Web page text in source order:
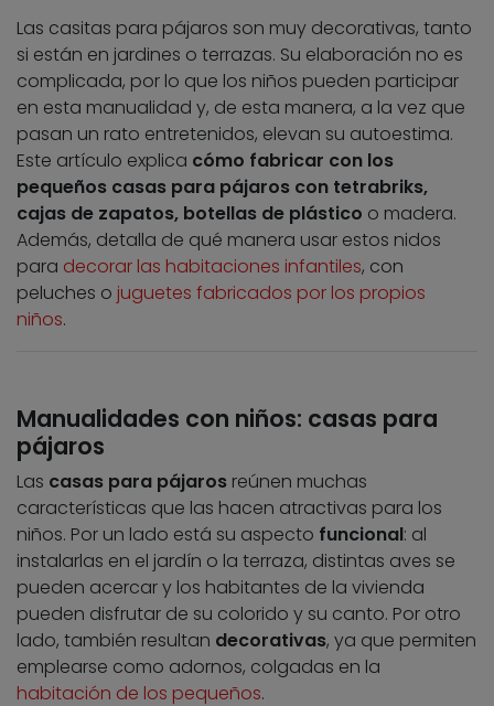
Las casitas para pájaros son muy decorativas, tanto
si están en jardines o terrazas. Su elaboración no es
complicada, por lo que los niños pueden participar
en esta manualidad y, de esta manera, a la vez que
pasan un rato entretenidos, elevan su autoestima.
Este artículo explica cómo fabricar con los
pequeños casas para pájaros con tetrabriks,
cajas de zapatos, botellas de plástico o madera.
Además, detalla de qué manera usar estos nidos
para decorar las habitaciones infantiles, con
peluches o juguetes fabricados por los propios
niños.
Manualidades con niños: casas para
pájaros
Las casas para pájaros reúnen muchas
características que las hacen atractivas para los
niños. Por un lado está su aspecto funcional: al
instalarlas en el jardín o la terraza, distintas aves se
pueden acercar y los habitantes de la vivienda
pueden disfrutar de su colorido y su canto. Por otro
lado, también resultan decorativas, ya que permiten
emplearse como adornos, colgadas en la
habitación de los pequeños.